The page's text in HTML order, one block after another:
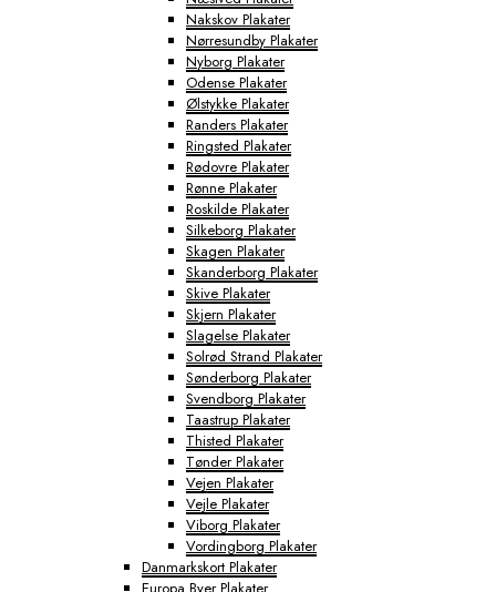
Nakskov Plakater
Nørresundby Plakater
Nyborg Plakater
Odense Plakater
Ølstykke Plakater
Randers Plakater
Ringsted Plakater
Rødovre Plakater
Rønne Plakater
Roskilde Plakater
Silkeborg Plakater
Skagen Plakater
Skanderborg Plakater
Skive Plakater
Skjern Plakater
Slagelse Plakater
Solrød Strand Plakater
Sønderborg Plakater
Svendborg Plakater
Taastrup Plakater
Thisted Plakater
Tønder Plakater
Vejen Plakater
Vejle Plakater
Viborg Plakater
Vordingborg Plakater
Danmarkskort Plakater